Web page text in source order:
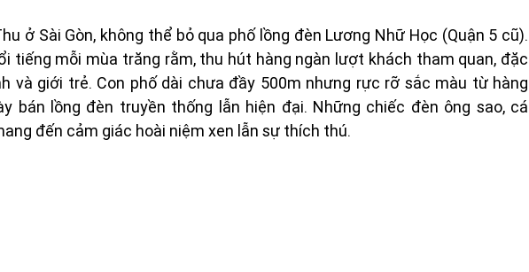
ở Sài Gòn, không thể bỏ qua phố lồng đèn Lương Nhữ Học (Quận 5 cũ).
tiếng mỗi mùa trăng rằm, thu hút hàng ngàn lượt khách tham quan, đặc
và giới trẻ. Con phố dài chưa đầy 500m nhưng rực rỡ sắc màu từ hàng
bán lồng đèn truyền thống lẫn hiện đại. Những chiếc đèn ông sao, cá
đến cảm giác hoài niệm xen lẫn sự thích thú.